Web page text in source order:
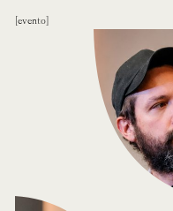
evento